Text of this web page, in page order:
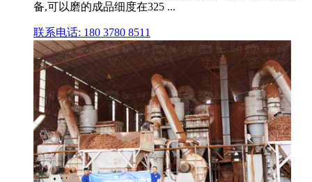
备,可以磨的成品细度在325 ...
联系电话: 180 3780 8511